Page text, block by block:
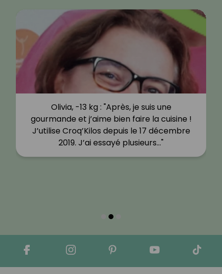
Olivia, -13 kg : "Après, je suis une
gourmande et j’aime bien faire la cuisine !
J’utilise Croq’Kilos depuis le 17 décembre
2019. J’ai essayé plusieurs…"